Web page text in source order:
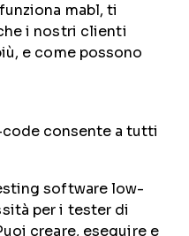
mabl, ti
i nostri clienti
e come possono
code consente a tutti
software low-
per i tester di
creare, eseguire e